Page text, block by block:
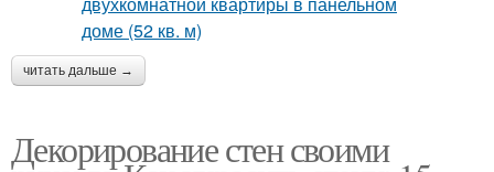
читать дальше →
Декорирование стен своими